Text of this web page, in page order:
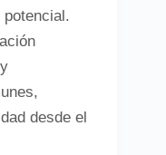
desde el